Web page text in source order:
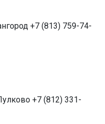
+7 (813) 759-74-
+7 (812) 331-